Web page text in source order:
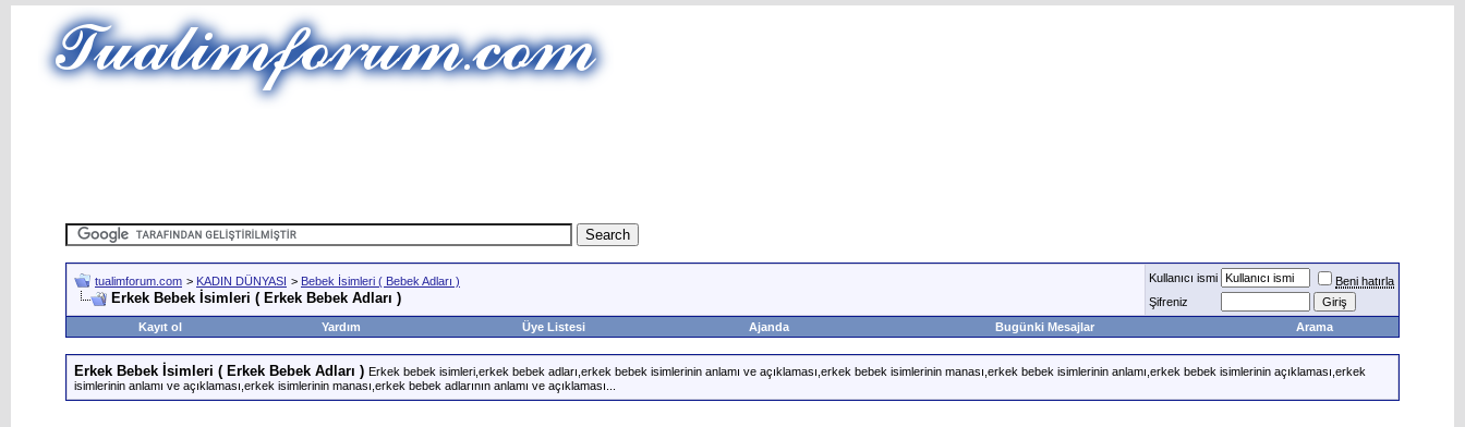
tualimforum.com > KADIN DÜNYASI > Bebek İsimleri ( Bebek Adları )
Erkek Bebek İsimleri ( Erkek Bebek Adları )
Kullanıcı ismi
Beni hatırla
Şifreniz
Kayıt ol
Yardım Üye Listesi Ajanda Bugünki Mesajlar Arama
Erkek Bebek İsimleri ( Erkek Bebek Adları ) Erkek bebek isimleri,erkek bebek adları,erkek bebek isimlerinin anlamı ve açıklaması,erkek bebek isimlerinin manası,erkek bebek isimlerinin anlamı,erkek bebek isimlerinin açıklaması,erkek
isimlerinin anlamı ve açıklaması,erkek isimlerinin manası,erkek bebek adlarının anlamı ve açıklaması...